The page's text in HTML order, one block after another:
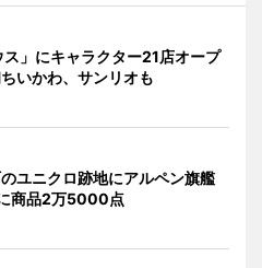
ス」にキャラクター21店オープ
いかわ、サンリオも
ユニクロ跡地にアルペン旗艦
商品2万5000点